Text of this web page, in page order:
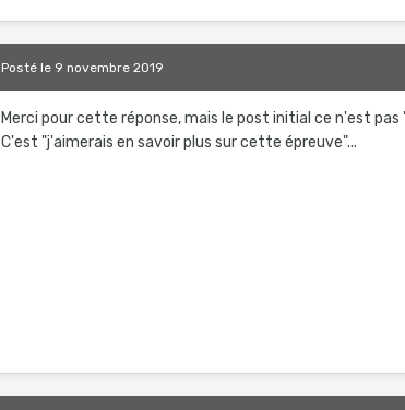
Postéle 9 novembre 2019
Merci pour cette réponse, mais le post initial ce n'est pas
C'est "j'aimerais en savoir plus sur cette épreuve"...